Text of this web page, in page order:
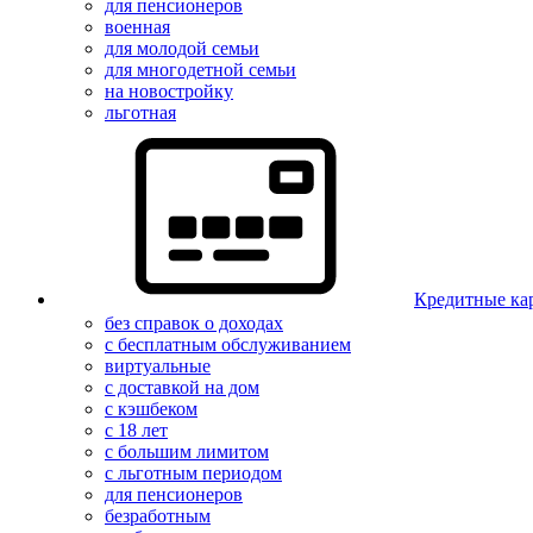
для пенсионеров
военная
для молодой семьи
для многодетной семьи
на новостройку
льготная
Кредитные
без справок о доходах
с бесплатным обслуживанием
виртуальные
с доставкой на дом
с кэшбеком
с 18 лет
с большим лимитом
с льготным периодом
для пенсионеров
безработным